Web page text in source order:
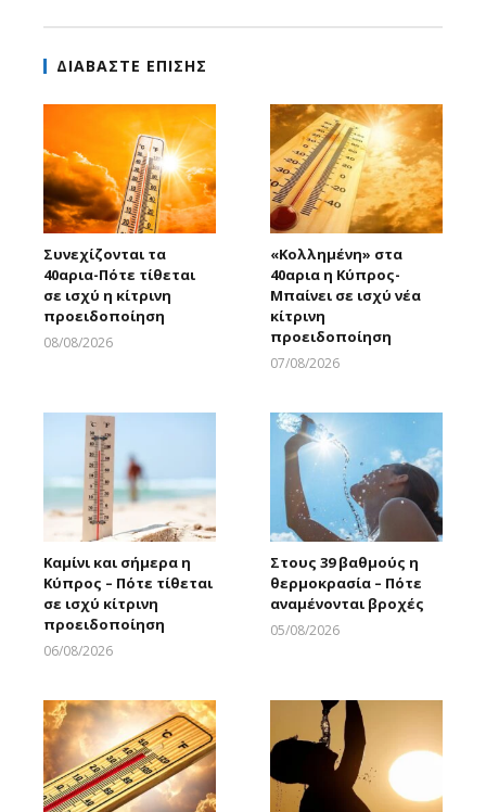
ΔΙΑΒΑΣΤΕ ΕΠΙΣΗΣ
Συνεχίζονται τα
40αρια-Πότε τίθεται
σε ισχύ η κίτρινη
προειδοποίηση
08/08/2026
«Κολλημένη» στα
40αρια η Κύπρος-
Μπαίνει σε ισχύ νέα
κίτρινη
προειδοποίηση
07/08/2026
Καμίνι και σήμερα η
Κύπρος – Πότε τίθεται
σε ισχύ κίτρινη
προειδοποίηση
06/08/2026
Στους 39 βαθμούς η
θερμοκρασία – Πότε
αναμένονται βροχές
05/08/2026